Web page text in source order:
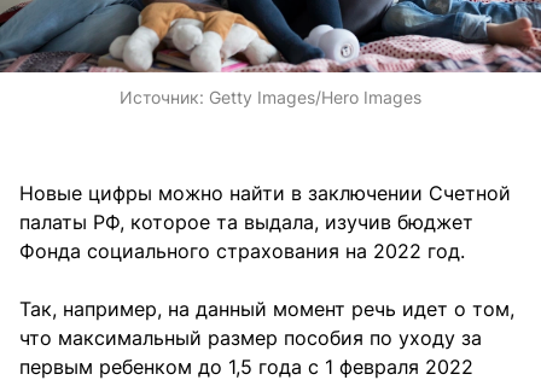
Источник: Getty Images/Hero Images
Новые цифры можно найти в заключении Счетной
палаты РФ, которое та выдала, изучив бюджет
Фонда социального страхования на 2022 год.
Так, например, на данный момент речь идет о том,
что максимальный размер пособия по уходу за
первым ребенком до 1,5 года с 1 февраля 2022